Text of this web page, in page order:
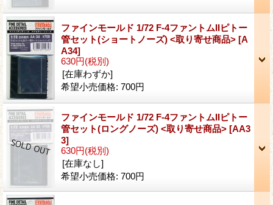
ファインモールド 1/72 F-4ファントムIIピトー
管セット(ショートノーズ) <取り寄せ商品> [A
A34]
630円(税別)
[在庫わずか]
希望小売価格: 700円
ファインモールド 1/72 F-4ファントムIIピトー
管セット(ロングノーズ) <取り寄せ商品> [AA3
3]
630円(税別)
[在庫なし]
希望小売価格: 700円